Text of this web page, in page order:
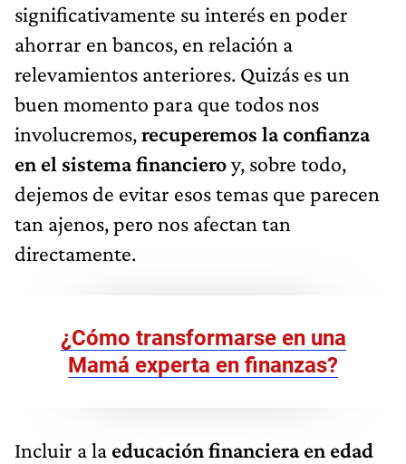
significativamente su interés en poder
ahorrar en bancos, en relación a
relevamientos anteriores. Quizás es un
buen momento para que todos nos
involucremos,recuperemos la confianza
en el sistema financieroy, sobre todo,
dejemos de evitar esos temas que parecen
tan ajenos, pero nos afectan tan
directamente.
¿Cómo transformarse en una
Mamá experta en finanzas?
Incluir a la educación financiera en edad